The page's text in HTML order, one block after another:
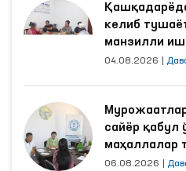
келиб
манзилли
04.08.2026
сайёр қабул
маҳаллалар
06.08.2026